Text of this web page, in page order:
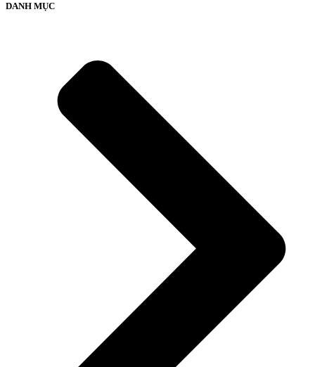
DANH MỤC